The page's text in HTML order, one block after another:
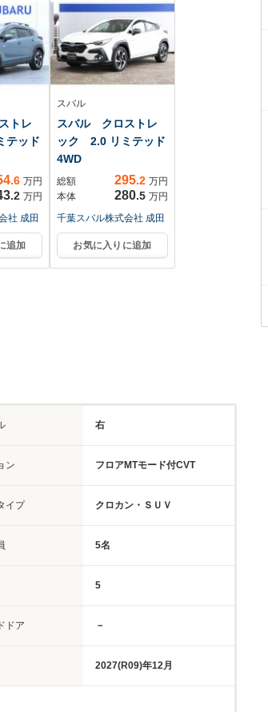
トレ
テッド
.6 万円
.2 万円
社 成田
追加
スバル
スバル クロストレ
ック 2.0 リミテッド
4WD
総額 295.2 万円
本体
280.5 万円
千葉スバル株式会社 成田
お気に入りに追加
右
ン フロアMTモード付CVT
イプ クロカン・ＳＵＶ
5名
5
ドア －
2027(R09)年12月